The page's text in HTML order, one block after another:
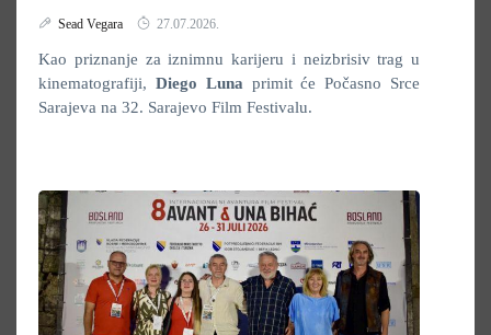
Sead Vegara 27.07.2026.
Kao priznanje za iznimnu karijeru i neizbrisiv trag u
kinematografiji, Diego Luna primit će Počasno Srce
Sarajeva na 32. Sarajevo Film Festivalu.